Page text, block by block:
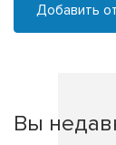
Добавить
Вы